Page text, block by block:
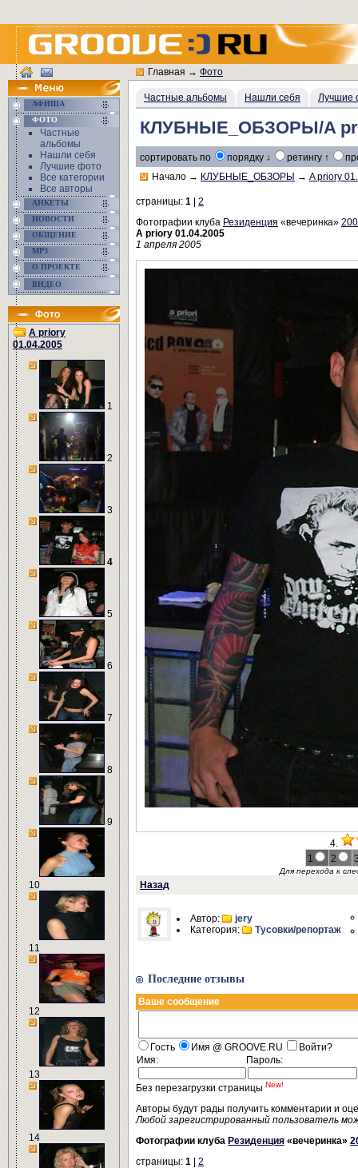
АФИША
ФОТО
Частные
альбомы
Нашли себя
Лучшие фото
Все категории
Все авторы
АНКЕТЫ
НОВОСТИ
ОБЩЕНИЕ
MP3
О ПРОЕКТЕ
ВИДЕО
A priory
01.04.2005
1
2
3
4
5
6
7
8
9
10
11
12
13
14
Главная→Фото
Частные альбомы Нашли себя Лучшие
КЛУБНЫЕ_ОБЗОРЫ/A
сортировать по порядку ↓ ретингу ↑
Начало → КЛУБНЫЕ_ОБЗОРЫ → A priory
страницы: 1
2
Фотографии клуба Резиденция «вечеринка»
A priory 01.04.2005
1 апреля 2005
4.
1
2
Для перехода к
Назад
Автор:
jery
Категория:
Тусовки/репортаж
Последние отзывы
Ваше сообщение
Гость Имя @ GROOVE.RU
Войти?
Имя:
Пароль:
Без перезагрузки страницы New!
Авторы будут рады получить комментарии и
Любой зарегистрированный пользователь
Фотографии клуба Резиденция «вечеринка»
страницы: 1 2